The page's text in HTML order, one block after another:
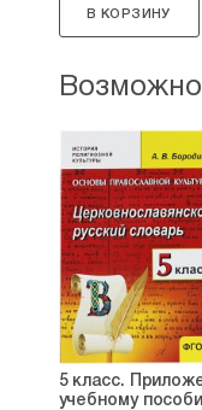
В КОРЗИНУ
5 класс.
учебному